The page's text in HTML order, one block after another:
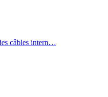
câbles intern…